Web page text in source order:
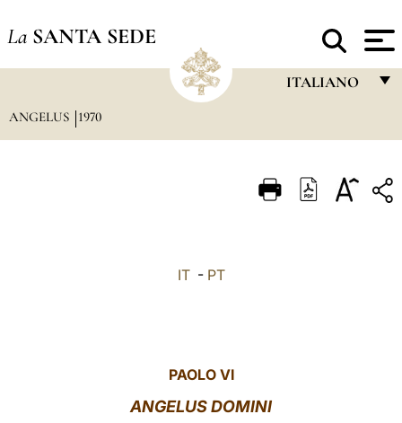
La SANTA SEDE
ITALIANO
ITALIANO
ANGELUS 1970
IT- PT
PAOLO VI
ANGELUS DOMINI